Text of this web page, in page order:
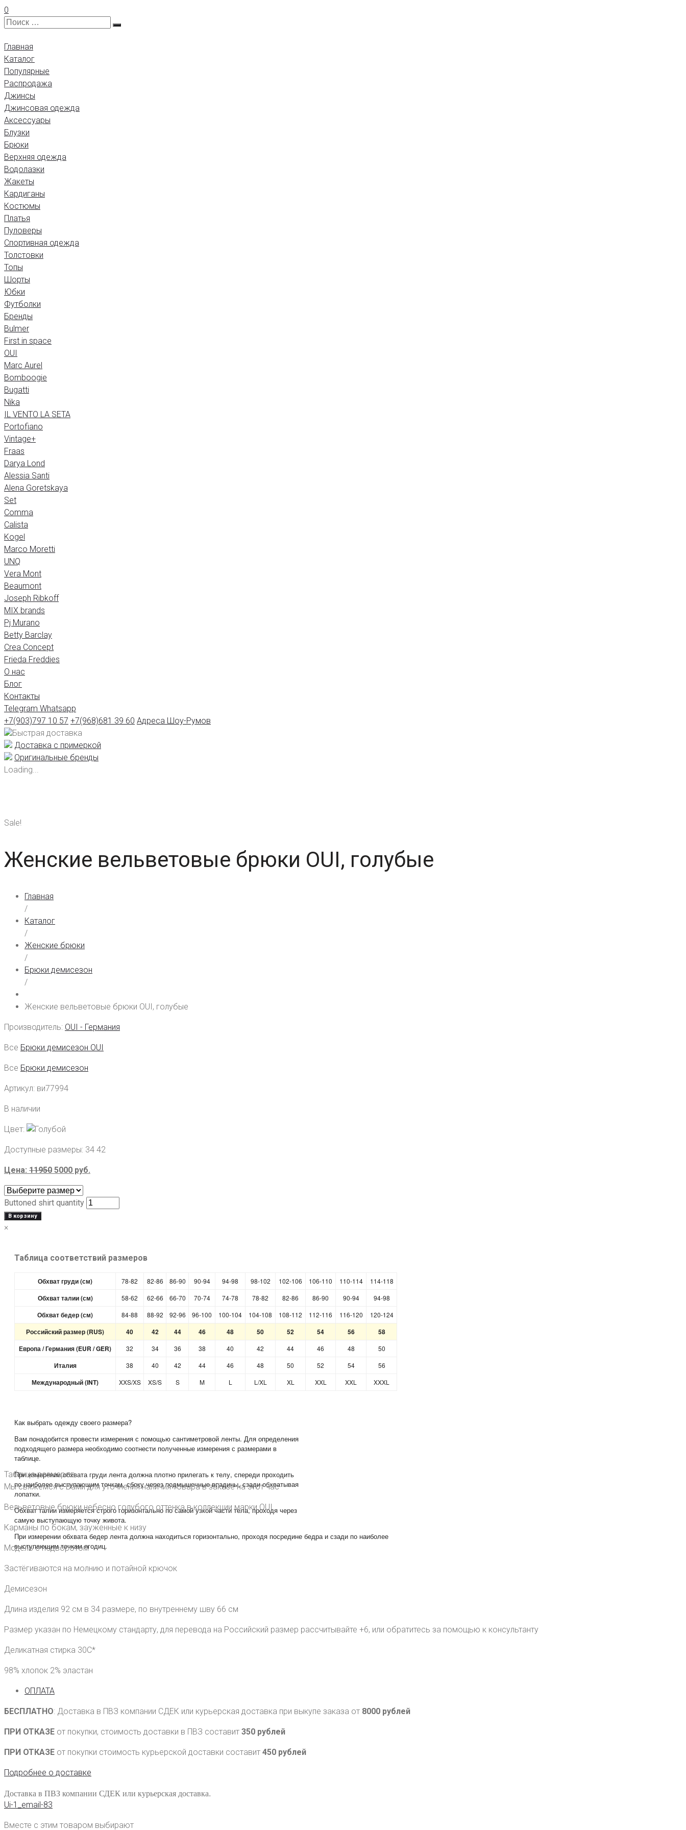
0
Главная
Каталог
Популярные
Распродажа
Джинсы
Джинсовая одежда
Аксессуары
Блузки
Брюки
Верхняя одежда
Водолазки
Жакеты
Кардиганы
Костюмы
Платья
Пуловеры
Спортивная одежда
Толстовки
Топы
Шорты
Юбки
Футболки
Бренды
Bulmer
First in space
OUI
Marc Aurel
Bomboogie
Bugatti
Nika
IL VENTO LA SETA
Portofiano
Vintage+
Fraas
Darya Lond
Alessia Santi
Alena Goretskaya
Set
Comma
Calista
Kogel
Marco Moretti
UNQ
Vera Mont
Beaumont
Joseph Ribkoff
MIX brands
Pj Murano
Betty Barclay
Crea Concept
Frieda Freddies
О нас
Блог
Контакты
Telegram Whatsapp
+7(903)797 10 57 +7(968)681 39 60 Адреса Шоу-Румов
Быстрая доставка
Доставка с примеркой
Оригинальные бренды
Loading...
Sale!
Женские вельветовые брюки OUI, голубые
Главная
/
Каталог
/
Женские брюки
/
Брюки демисезон
/
Женские вельветовые брюки OUI, голубые
Производитель: OUI - Германия
Все Брюки демисезон OUI
Все Брюки демисезон
Артикул: ви77994
В наличии
Цвет:
Доступные размеры: 34 42
Цена: 11950 5000 руб.
Buttoned shirt quantity
В корзину
×
Таблица соответствий размеров
Обхват груди (см) 78-82 82-86 86-90 90-94 94-98 98-102 102-106 106-110 110-114 114-118
Обхват талии (см) 58-62 62-66 66-70 70-74 74-78 78-82 82-86 86-90 90-94 94-98
Обхват бедер (см) 84-88 88-92 92-96 96-100 100-104 104-108 108-112 112-116 116-120 120-124
Российский размер (RUS) 40 42 44 46 48 50 52 54 56
58
Европа / Германия (EUR / GER)
32 34 36 38 40 42 44 46 48 50
Италия 38 40 42 44 46 48 50 52 54 56
Международный (INT) XXS/XS XS/S S M L L/XL XL XXL XXL XXXL
Как выбрать одежду своего размера?
Вам понадобится провести измерения с помощью сантиметровой ленты. Для определения
подходящего размера необходимо соотнести полученные измерения с размерами в
таблице.
При измерении обхвата груди лента должна плотно прилегать к телу, спереди проходить
по наиболее выступающим точкам, сбоку через подмышечные впадины, сзади обхватывая
лопатки.
Обхват талии измеряется строго горизонтально по самой узкой части тела, проходя через
самую выступающую точку живота.
При измерении обхвата бедер лента должна находиться горизонтально, проходя посредине бедра и сзади по наиболее
выступающим точкам ягодиц.
Таблица размеров
Мы свяжемся с Вами для уточнения наличия товара в заказе на этот час
Вельветовые брюки небесно голубого оттенка в коллекции марки OUI
Карманы по бокам, зауженные к низу
Модель с подворотом
Застёгиваются на молнию и потайной крючок
Демисезон
Длина изделия 92 см в 34 размере, по внутреннему шву 66 см
Размер указан по Немецкому стандарту, для перевода на Российский размер рассчитывайте +6, или обратитесь за помощью к консультанту
Деликатная стирка 30С*
98% хлопок 2% эластан
ОПЛАТА
БЕСПЛАТНО: Доставка в ПВЗ компании СДЕК или курьерская доставка при выкупе заказа от 8000 рублей
ПРИ ОТКАЗЕ от покупки, стоимость доставки в ПВЗ составит 350 рублей
ПРИ ОТКАЗЕ от покупки стоимость курьерской доставки составит 450 рублей
Подробнее о доставке
Доставка в ПВЗ компании СДЕК или курьерская доставка.
Ui-1_email-83
Вместе с этим товаром выбирают